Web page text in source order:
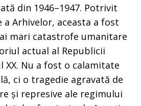
din 1946–1947. Potrivit
a Arhivelor, aceasta a fost
mari catastrofe umanitare
actual al Republicii
XX. Nu a fost o calamitate
ci o tragedie agravată de
și represive ale regimului